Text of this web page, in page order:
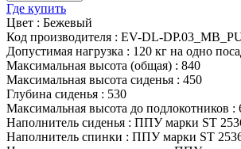
Где купить
Цвет : Бежевый
Код производителя : EV-DL-
Допустимая нагрузка : 120 кг на одно
Максимальная высота (общая) : 840
Максимальная высота сиденья : 450
Глубина сиденья : 530
Максимальная высота до подлокотников :
Наполнитель сиденья : ППУ марки ST
Наполнитель спинки : ППУ марки ST